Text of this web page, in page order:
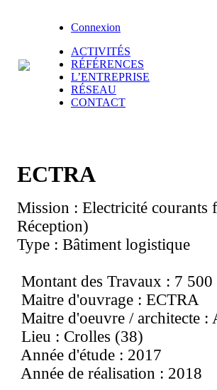
Connexion
ACTIVITÉS
RÉFÉRENCES
L’ENTREPRISE
RÉSEAU
CONTACT
ECTRA
Mission : Electricité courants
Réception)
Type : Bâtiment logistique
Montant des Travaux : 7
Maitre d'ouvrage : ECTRA
Maitre d'oeuvre / architecte
Lieu : Crolles (38)
Année d'étude : 2017
Année de réalisation : 2018